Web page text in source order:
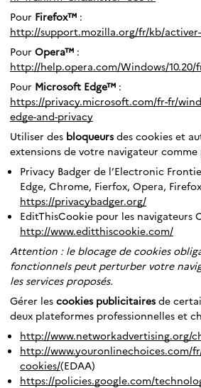
Pour Firefox™ :
http://support.mozilla.org/fr/kb/
Pour Opera™ :
http://help.opera.com/Windows/10.20/
Pour Microsoft Edge™ :
https://privacy.microsoft.com/fr-fr/
edge-and-privacy
Utiliser des bloqueurs des cookies et
extensions de votre navigateur comme
Privacy Badger de l’Electronic
Edge, Chrome, Fierfox, Opera,
https://privacybadger.org/
EditThisCookie pour les navigateurs
http://www.editthiscookie.com/
Attention : le blocage de cookies
fonctionnels peut perturber votre
les services proposés.
Gérer les cookies publicitaires de
deux plateformes professionnelles et
http://www.networkadvertising.org/
http://www.youronlinechoices.com/
cookies/(EDAA)
https://policies.google.com/